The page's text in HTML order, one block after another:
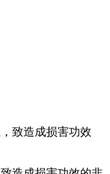
致造成损害功效